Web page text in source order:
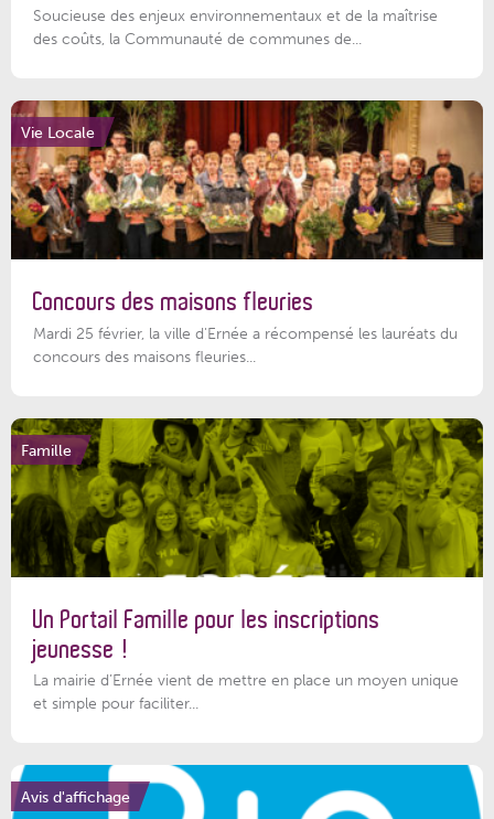
Soucieuse des enjeux environnementaux et de la maîtrise
des coûts, la Communauté de communes de...
Vie Locale
Concours des maisons fleuries
Mardi 25 février, la ville d'Ernée a récompensé les lauréats du
concours des maisons fleuries...
Famille
Un Portail Famille pour les inscriptions
jeunesse !
La mairie d’Ernée vient de mettre en place un moyen unique
et simple pour faciliter...
Avis d'affichage